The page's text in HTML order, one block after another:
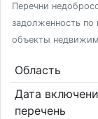
Перечни
задолженность по
объекты
Область
Дата
перечень